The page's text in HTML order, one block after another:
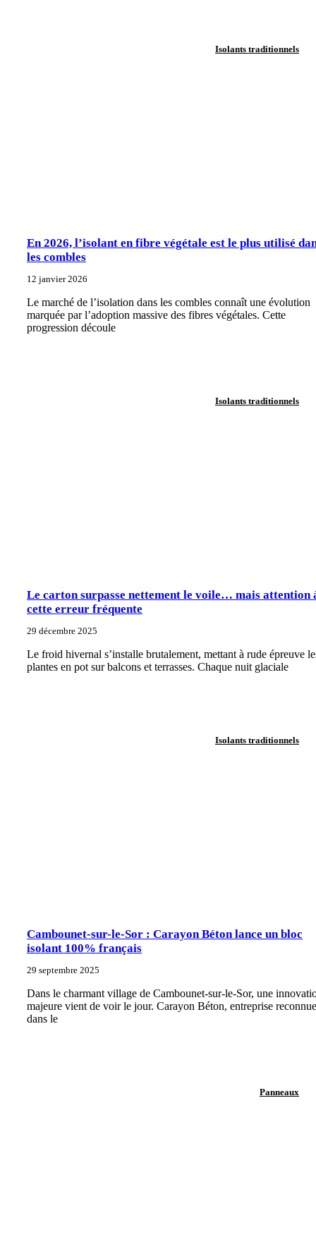
Isolants traditionnels
En 2026, l’isolant en fibre végétale est le plus utilisé
les combles
12 janvier 2026
Le marché de l’isolation dans les combles connaît une évolution
marquée par l’adoption massive des fibres végétales. Cette
progression découle
Isolants traditionnels
Le carton surpasse nettement le voile… mais attention
cette erreur fréquente
29 décembre 2025
Le froid hivernal s’installe brutalement, mettant à rude épreuve
plantes en pot sur balcons et terrasses. Chaque nuit glaciale
Isolants traditionnels
Cambounet-sur-le-Sor : Carayon Béton lance un bloc
isolant 100% français
29 septembre 2025
Dans le charmant village de Cambounet-sur-le-Sor, une
majeure vient de voir le jour. Carayon Béton, entreprise reconnue
dans le
Panneaux